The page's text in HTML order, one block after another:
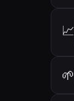
📈
🌱